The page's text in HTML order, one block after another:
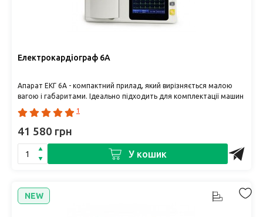
Електрокардіограф 6A
Апарат ЕКГ 6А - компактний прилад, який вирізняється малою
вагою і габаритами. Ідеально підходить для комплектації машин
невідклад..
1
41 580 грн
У кошик
NEW